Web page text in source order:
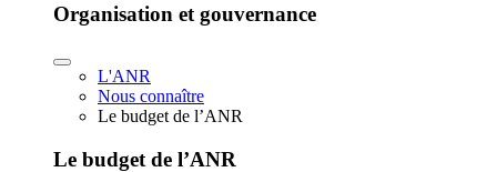
Organisation et gouvernance
L'ANR
Nous connaître
Le budget de l’ANR
Le budget de l’ANR